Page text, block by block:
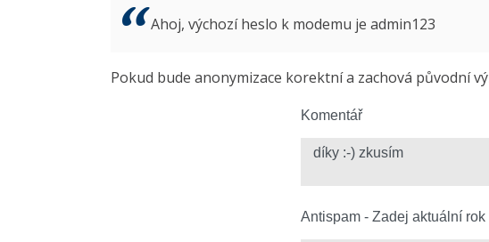
Ahoj, výchozí heslo k modemu je admin123
Pokud bude anonymizace korektní a zachová původní
Komentář
Antispam - Zadej aktuální rok